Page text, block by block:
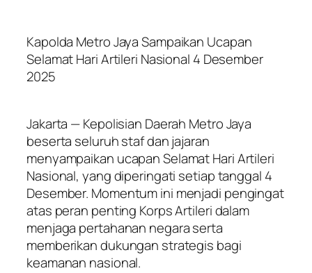
Kapolda Metro Jaya Sampaikan Ucapan
Selamat Hari Artileri Nasional 4 Desember
2025
Jakarta — Kepolisian Daerah Metro Jaya
beserta seluruh staf dan jajaran
menyampaikan ucapan Selamat Hari Artileri
Nasional, yang diperingati setiap tanggal 4
Desember. Momentum ini menjadi pengingat
atas peran penting Korps Artileri dalam
menjaga pertahanan negara serta
memberikan dukungan strategis bagi
keamanan nasional.